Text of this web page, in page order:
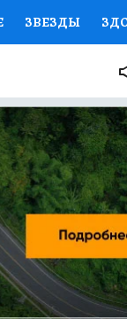
ЗВЕЗДЫ
ПРОЕКТЫ
СЕКРЕТЫ
ДЕФИЦИТ
НАС ГИД